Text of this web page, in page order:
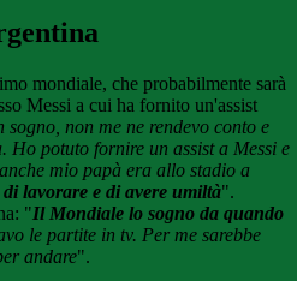
mondiale, che probabilmente sarà
Messi a cui ha fornito un'assist
sogno, non me ne rendevo conto e
Ho potuto fornire un assist a Messi e
mio papà era allo stadio a
lavorare e di avere umiltà".
"Il Mondiale lo sogno da quando
le partite in tv. Per me sarebbe
andare".